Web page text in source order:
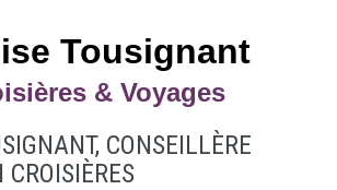
Tousignant
& Voyages
CONSEILLÈRE
CROISIÈRES